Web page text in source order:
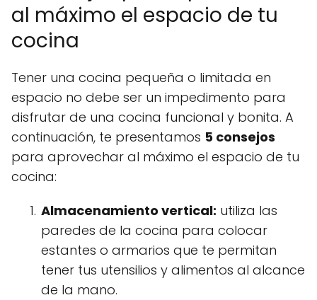
al máximo el espacio de tu
cocina
Tener una cocina pequeña o limitada en
espacio no debe ser un impedimento para
disfrutar de una cocina funcional y bonita. A
continuación, te presentamos 5 consejos
para aprovechar al máximo el espacio de tu
cocina:
Almacenamiento vertical: utiliza las
paredes de la cocina para colocar
estantes o armarios que te permitan
tener tus utensilios y alimentos al alcance
de la mano.